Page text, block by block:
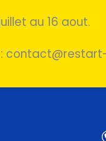
au 16 aout.